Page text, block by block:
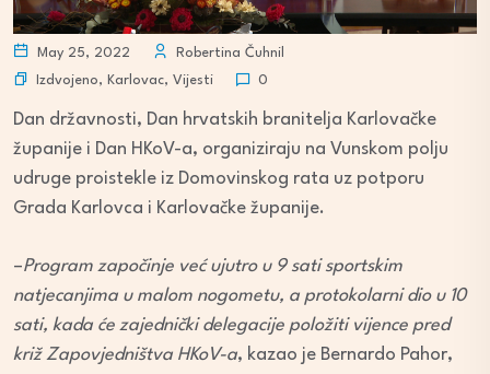
May 25, 2022
Robertina Čuhnil
Izdvojeno, Karlovac, Vijesti 0
Dan državnosti, Dan hrvatskih branitelja Karlovačke
županije i Dan HKoV-a, organiziraju na Vunskom polju
udruge proistekle iz Domovinskog rata uz potporu
Grada Karlovca i Karlovačke županije.
–Program započinje već ujutro u 9 sati sportskim
natjecanjima u malom nogometu, a protokolarni dio u 10
sati, kada će zajednički delegacije položiti vijence pred
križ Zapovjedništva HKoV-a, kazao je Bernardo Pahor,